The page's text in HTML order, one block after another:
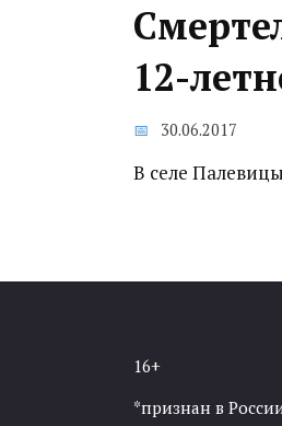
12-
30.06.2017
В селе
16+
*признан в